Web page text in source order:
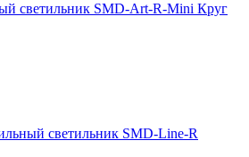
светильник SMD-Art-R-Mini Круг